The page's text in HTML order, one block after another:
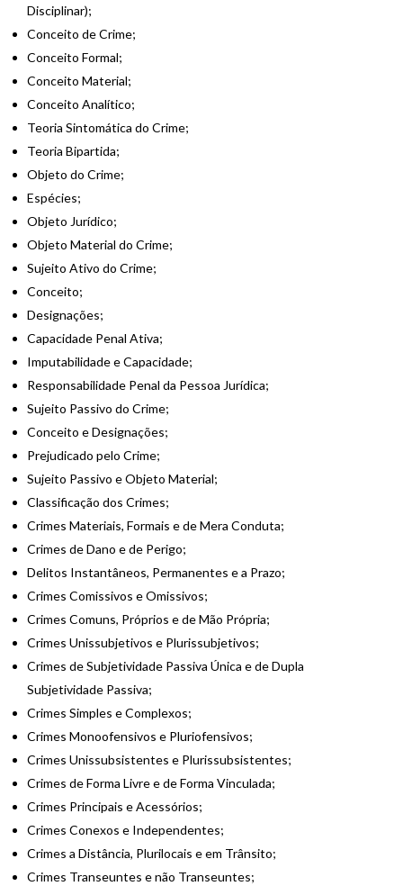
Disciplinar);
Conceito de Crime;
Conceito Formal;
Conceito Material;
Conceito Analítico;
Teoria Sintomática do Crime;
Teoria Bipartida;
Objeto do Crime;
Espécies;
Objeto Jurídico;
Objeto Material do Crime;
Sujeito Ativo do Crime;
Conceito;
Designações;
Capacidade Penal Ativa;
Imputabilidade e Capacidade;
Responsabilidade Penal da Pessoa Jurídica;
Sujeito Passivo do Crime;
Conceito e Designações;
Prejudicado pelo Crime;
Sujeito Passivo e Objeto Material;
Classificação dos Crimes;
Crimes Materiais, Formais e de Mera Conduta;
Crimes de Dano e de Perigo;
Delitos Instantâneos, Permanentes e a Prazo;
Crimes Comissivos e Omissivos;
Crimes Comuns, Próprios e de Mão Própria;
Crimes Unissubjetivos e Plurissubjetivos;
Crimes de Subjetividade Passiva Única e de Dupla
Subjetividade Passiva;
Crimes Simples e Complexos;
Crimes Monoofensivos e Pluriofensivos;
Crimes Unissubsistentes e Plurissubsistentes;
Crimes de Forma Livre e de Forma Vinculada;
Crimes Principais e Acessórios;
Crimes Conexos e Independentes;
Crimes a Distância, Plurilocais e em Trânsito;
Crimes Transeuntes e não Transeuntes;